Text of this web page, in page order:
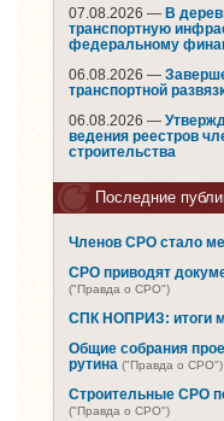
07.08.2026 — В
транспортную
федеральному
06.08.2026 —
транспортной
06.08.2026 —
ведения реестров
строительства
Последние
Членов СРО стало
СРО приводят
("Правда о СРО")
СПК НОПРИЗ: итоги
Общие собрания
рутина ("Правда о СРО")
Строительные СРО
("Правда о СРО")